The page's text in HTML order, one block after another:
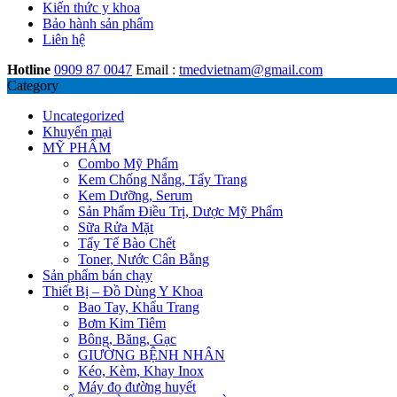
Kiến thức y khoa
Bảo hành sản phẩm
Liên hệ
Hotline 0909 87 0047 Email : tmedvietnam@gmail.com
Category
Uncategorized
Khuyến mại
MỸ PHẨM
Combo Mỹ Phẩm
Kem Chống Nắng, Tẩy Trang
Kem Dưỡng, Serum
Sản Phẩm Điều Trị, Dược Mỹ Phẩm
Sữa Rửa Mặt
Tẩy Tế Bào Chết
Toner, Nước Cân Bằng
Sản phẩm bán chạy
Thiết Bị – Đồ Dùng Y Khoa
Bao Tay, Khẩu Trang
Bơm Kim Tiêm
Bông, Băng, Gạc
GIƯỜNG BỆNH NHÂN
Kéo, Kèm, Khay Inox
Máy đo đường huyết